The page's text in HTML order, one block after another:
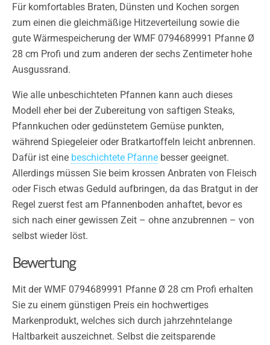
Für komfortables Braten, Dünsten und Kochen sorgen
zum einen die gleichmäßige Hitzeverteilung sowie die
gute Wärmespeicherung der WMF 0794689991 Pfanne Ø
28 cm Profi und zum anderen der sechs Zentimeter hohe
Ausgussrand.
Wie alle unbeschichteten Pfannen kann auch dieses
Modell eher bei der Zubereitung von saftigen Steaks,
Pfannkuchen oder gedünstetem Gemüse punkten,
während Spiegeleier oder Bratkartoffeln leicht anbrennen.
Dafür ist eine beschichtete Pfanne besser geeignet.
Allerdings müssen Sie beim krossen Anbraten von Fleisch
oder Fisch etwas Geduld aufbringen, da das Bratgut in der
Regel zuerst fest am Pfannenboden anhaftet, bevor es
sich nach einer gewissen Zeit – ohne anzubrennen – von
selbst wieder löst.
Bewertung
Mit der WMF 0794689991 Pfanne Ø 28 cm Profi erhalten
Sie zu einem günstigen Preis ein hochwertiges
Markenprodukt, welches sich durch jahrzehntelange
Haltbarkeit auszeichnet. Selbst die zeitsparende